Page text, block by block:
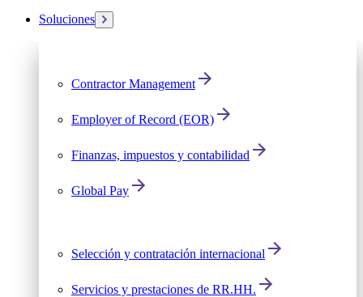
Soluciones
Contractor Management
Employer of Record (EOR)
Finanzas, impuestos y contabilidad
Global Pay
Selección y contratación internacional
Servicios y prestaciones de RR.HH.